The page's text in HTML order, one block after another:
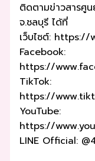
ติดตามข่าวสารศู
จ.ชลบุรี ได้ที่
เว็บไซต์:
Facebook:
https://
TikTok:
https://
YouTube:
https://
LINE Official: